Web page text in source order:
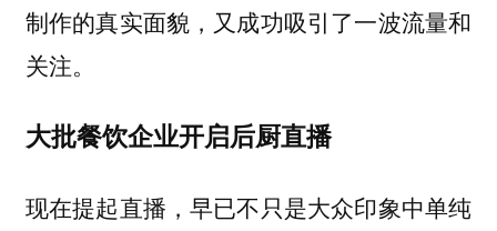
制作的真实面貌，又成功吸引了一波流量和
关注。
大批餐饮企业开启后厨直播
现在提起直播，早已不只是大众印象中单纯